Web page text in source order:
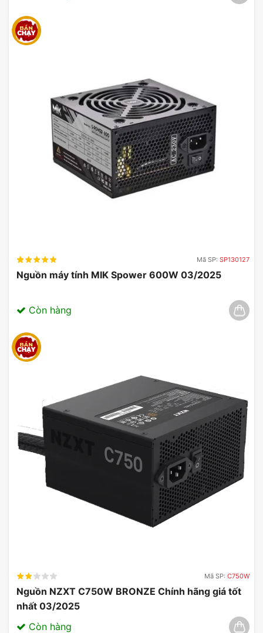
Mã SP: SP130127
Nguồn máy tính MIK Spower 600W 03/2025
Còn hàng
Mã SP: C750W
Nguồn NZXT C750W BRONZE Chính hãng giá tốt
nhất 03/2025
Còn hàng